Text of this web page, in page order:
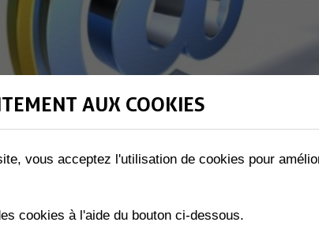
AUX COOKIES
vous acceptez l'utilisation de cookies pour
cookies à l'aide du bouton ci-dessous.